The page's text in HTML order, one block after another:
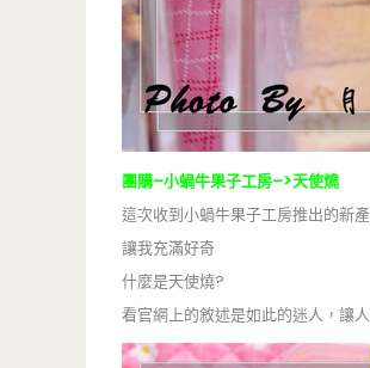
團購–小蝸牛果子工房–>天使燒
這次收到小蝸牛果子工房推出的新
讓我充滿好奇
什麼是天使燒?
看官網上的敘述是如此的迷人，讓